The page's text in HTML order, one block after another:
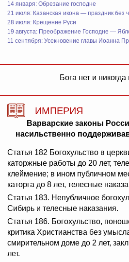
14 января: Обрезание господне
21 июля: Казанская икона — праздник без
28 июля: Крещение Руси
19 августа: Преображение Господне —
11 сентября: Усекновение главы Иоанна
Бога нет и
ИМПЕРИЯ
Варварские законы
насильственно
Статья 182 Богохульство в
каторжные работы до 20 лет,
клеймение; в ином публичном
каторга до 8 лет, телесные
Статья 183. Непубличное
Сибирь и телесные наказания.
Статья 186. Богохульство,
критика Христианства без
смирительном доме до 2 лет,
лет.